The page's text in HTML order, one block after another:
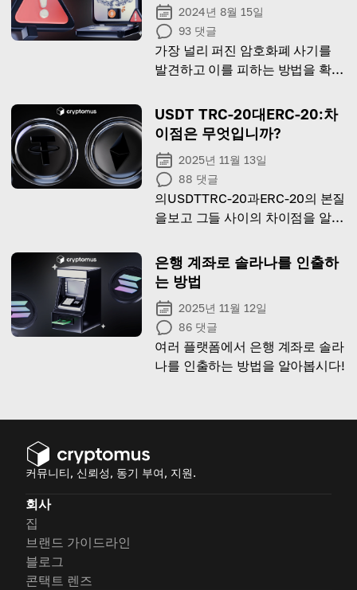
2024년 8월 15일
93 댓글
가장 널리 퍼진 암호화폐 사기를
발견하고 이를 피하는 방법을 확인
USDT TRC-20대ERC-20:차
이점은 무엇입니까?
2025년 11월 13일
88 댓글
의USDTTRC-20과ERC-20의 본질
을보고 그들 사이의 차이점을 알아
은행 계좌로 솔라나를 인출하
는 방법
2025년 11월 12일
86 댓글
여러 플랫폼에서 은행 계좌로 솔라
나를 인출하는 방법을 알아봅시다!
커뮤니티, 신뢰성, 동기 부여, 지원.
회사
집
브랜드 가이드라인
블로그
콘택트 렌즈